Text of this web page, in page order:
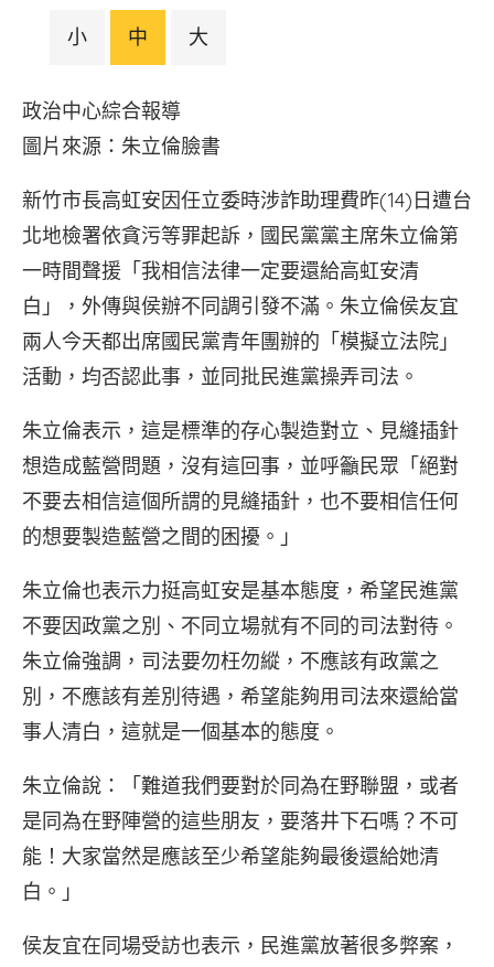
小 中 大
政治中心綜合報導
圖片來源：朱立倫臉書
新竹市長高虹安因任立委時涉詐助理費昨(14)日遭台
北地檢署依貪污等罪起訴，國民黨黨主席朱立倫第
一時間聲援「我相信法律一定要還給高虹安清
白」，外傳與侯辦不同調引發不滿。朱立倫侯友宜
兩人今天都出席國民黨青年團辦的「模擬立法院」
活動，均否認此事，並同批民進黨操弄司法。
朱立倫表示，這是標準的存心製造對立、見縫插針
想造成藍營問題，沒有這回事，並呼籲民眾「絕對
不要去相信這個所謂的見縫插針，也不要相信任何
的想要製造藍營之間的困擾。」
朱立倫也表示力挺高虹安是基本態度，希望民進黨
不要因政黨之別、不同立場就有不同的司法對待。
朱立倫強調，司法要勿枉勿縱，不應該有政黨之
別，不應該有差別待遇，希望能夠用司法來還給當
事人清白，這就是一個基本的態度。
朱立倫說：「難道我們要對於同為在野聯盟，或者
是同為在野陣營的這些朋友，要落井下石嗎？不可
能！大家當然是應該至少希望能夠最後還給她清
白。」
侯友宜在同場受訪也表示，民進黨放著很多弊案，